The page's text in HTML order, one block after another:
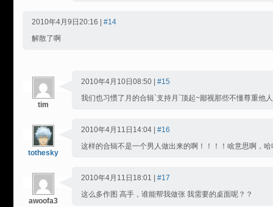
2010年4月9日20:16 | #14
解散了啊
tim
2010年4月10日08:50 | #15
我们也习惯了月的合辑`支持月`顶起~鄙视那些不懂尊重他
tothesky
2010年4月11日14:04 | #16
这样的合辑不是一个男人做出来的啊！！！！啥意思啊，哈
awoofa3
2010年4月11日18:01 | #17
这么多作图 高手，谁能帮我做张 我需要的桌面呢？？